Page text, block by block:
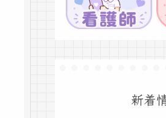
新着